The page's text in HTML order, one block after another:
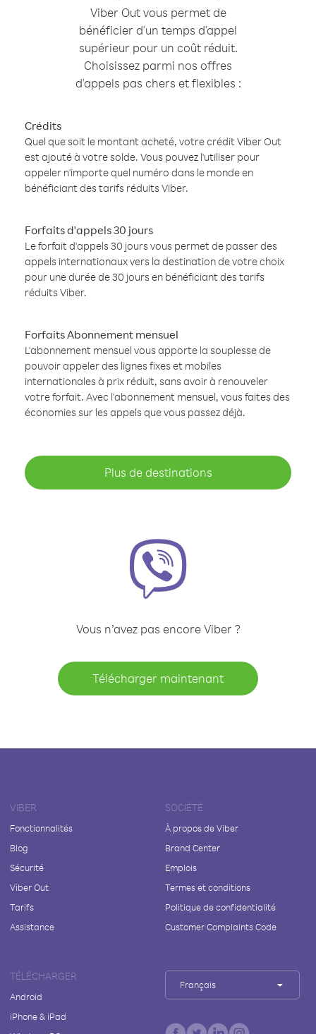
Viber Out vous permet de
bénéficier d'un temps d'appel
supérieur pour un coût réduit.
Choisissez parmi nos offres
d'appels pas chers et flexibles :
Crédits
Quel que soit le montant acheté, votre crédit Viber Out
est ajouté à votre solde. Vous pouvez l'utiliser pour
appeler n'importe quel numéro dans le monde en
bénéficiant des tarifs réduits Viber.
Forfaits d'appels 30 jours
Le forfait d'appels 30 jours vous permet de passer des
appels internationaux vers la destination de votre choix
pour une durée de 30 jours en bénéficiant des tarifs
réduits Viber.
Forfaits Abonnement mensuel
L'abonnement mensuel vous apporte la souplesse de
pouvoir appeler des lignes fixes et mobiles
internationales à prix réduit, sans avoir à renouveler
votre forfait. Avec l'abonnement mensuel, vous faites des
économies sur les appels que vous passez déjà.
Plus de destinations
Vous n’avez pas encore Viber ?
Télécharger maintenant
VIBER
Fonctionnalités
Blog
Sécurité
Viber Out
Tarifs
Assistance
SOCIÉTÉ
À propos de Viber
Brand Center
Emplois
Termes et conditions
Politique de confidentialité
Customer Complaints Code
TÉLÉCHARGER
Android
iPhone & iPad
Français